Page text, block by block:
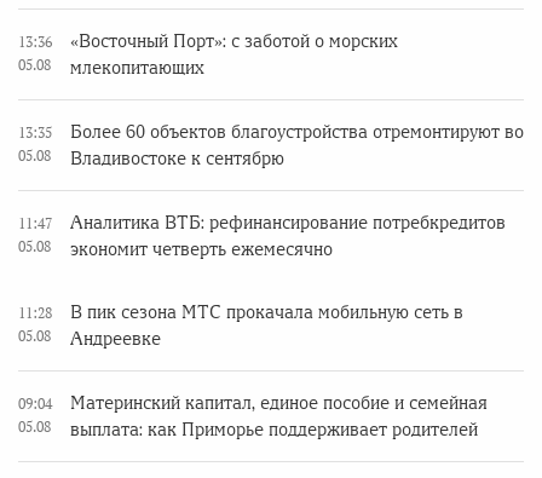
13:36
05.08
«Восточный Порт»: с заботой о морских
млекопитающих
13:35
05.08
Более 60 объектов благоустройства отремонтируют во
Владивостоке к сентябрю
11:47
05.08
Аналитика ВТБ: рефинансирование потребкредитов
экономит четверть ежемесячно
11:28
05.08
В пик сезона МТС прокачала мобильную сеть в
Андреевке
09:04
05.08
Материнский капитал, единое пособие и семейная
выплата: как Приморье поддерживает родителей